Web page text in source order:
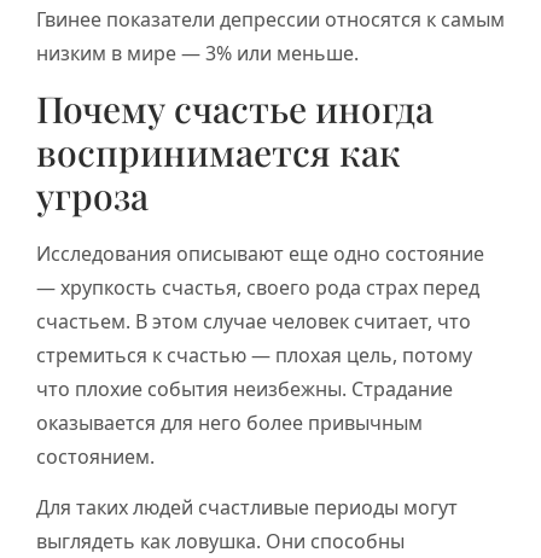
Гвинее показатели депрессии относятся к самым
низким в мире — 3% или меньше.
Почему счастье иногда
воспринимается как
угроза
Исследования описывают еще одно состояние
— хрупкость счастья, своего рода страх перед
счастьем. В этом случае человек считает, что
стремиться к счастью — плохая цель, потому
что плохие события неизбежны. Страдание
оказывается для него более привычным
состоянием.
Для таких людей счастливые периоды могут
выглядеть как ловушка. Они способны